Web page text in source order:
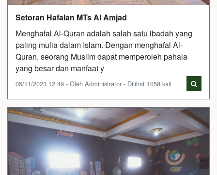
Setoran Hafalan MTs Al Amjad
Menghafal Al-Quran adalah salah satu ibadah yang
paling mulia dalam Islam. Dengan menghafal Al-
Quran, seorang Muslim dapat memperoleh pahala
yang besar dan manfaat y
05/11/2023 12:49 - Oleh Administrator - Dilihat 1058 kali